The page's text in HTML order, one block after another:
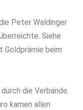
Peter Waldinger
Siehe
Goldprämie beim
die Verbände.
kamen allen